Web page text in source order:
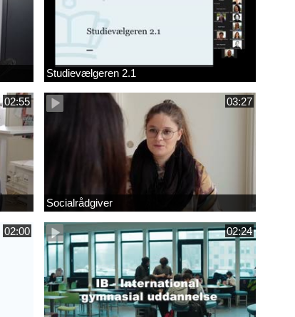
Studievælgeren 2.1
02:55 03:27
Socialrådgiver
02:00 02:24